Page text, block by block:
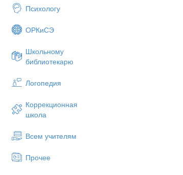
Психологу
ОРКиСЭ
Школьному
библиотекарю
Логопедия
Коррекционная
школа
Всем учителям
Прочее